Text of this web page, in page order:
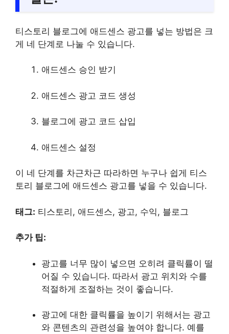
티스토리 블로그에 애드센스 광고를 넣는 방법은 크
게 네 단계로 나눌 수 있습니다.
애드센스 승인 받기
애드센스 광고 코드 생성
블로그에 광고 코드 삽입
애드센스 설정
이 네 단계를 차근차근 따라하면 누구나 쉽게 티스
토리 블로그에 애드센스 광고를 넣을 수 있습니다.
태그: 티스토리, 애드센스, 광고, 수익, 블로그
추가 팁:
광고를 너무 많이 넣으면 오히려 클릭률이 떨
어질 수 있습니다. 따라서 광고 위치와 수를
적절하게 조절하는 것이 좋습니다.
광고에 대한 클릭률을 높이기 위해서는 광고
와 콘텐츠의 관련성을 높여야 합니다. 예를